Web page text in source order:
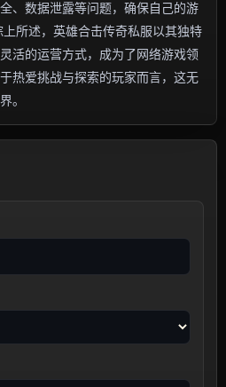
、数据泄露等问题，确保自己的游
所述，英雄合击传奇私服以其独特
活的运营方式，成为了网络游戏领
热爱挑战与探索的玩家而言，这无
。